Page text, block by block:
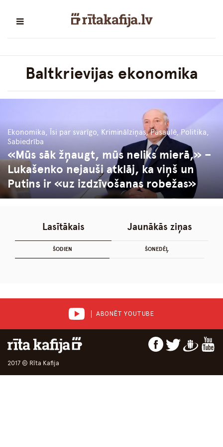
Baltkrievijas ekonomika
Ekonomika, Īsi par svarīgo, Kriminālziņas, Pasaulē, Politika,
Sabiedrība
«Mūs sāk žņaugt, mūs neliks mierā,» –
Lukašenko nejauši atklāj, ka viņš un
Putins ir «uz izdzīvošanas robežas»
Lasītākais
ŠODIEN ŠONEDĒĻ
Jaunākās ziņas
ABONĒT YOUTUBE
2017 © Rīta Kafija